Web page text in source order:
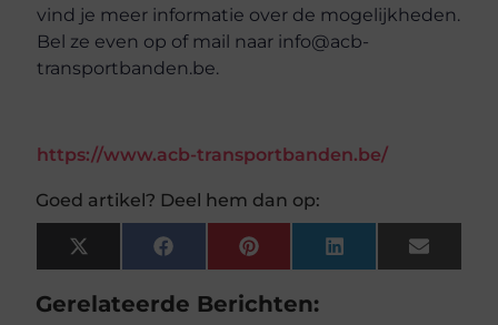
vind je meer informatie over de mogelijkheden.
Bel ze even op of mail naar info@acb-
transportbanden.be.
https://www.acb-transportbanden.be/
Goed artikel? Deel hem dan op:
X
(Twitter)
FacebookPinterestLinkedInEmail
Gerelateerde Berichten: